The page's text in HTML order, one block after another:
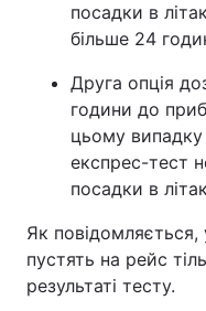
Тема оформлення
посадки в
більше 24
Друга опція
години до
цьому
експрес-тест
посадки в
Як
пустять на рейс
результаті тесту.